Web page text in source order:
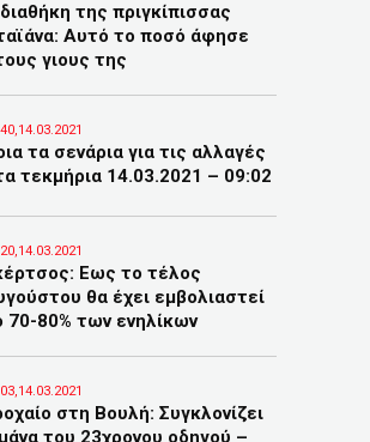
της πριγκίπισσας
Αυτό το ποσό άφησε
γιους της
τα σενάρια για τις αλλαγές
τεκμήρια 14.03.2021 – 09:02
Εως το τέλος
θα έχει εμβολιαστεί
70-80% των ενηλίκων
στη Βουλή: Συγκλονίζει
του 23χρονου οδηγού –